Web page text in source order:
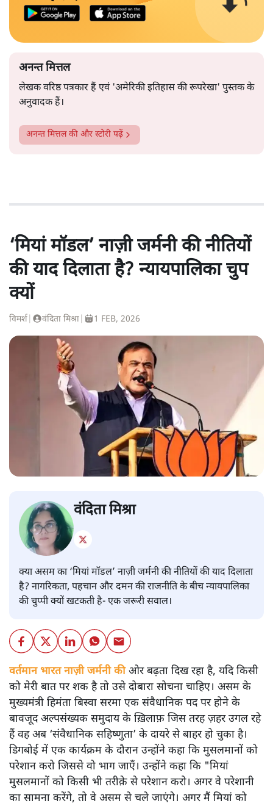
अनन्त मित्तल
लेखक वरिष्ठ पत्रकार हैं एवं 'अमेरिकी इतिहास की रूपरेखा' पुस्तक के
अनुवादक हैं।
अनन्त मित्तलकी और स्टोरी पढ़ें
‘मियां मॉडल’ नाज़ी जर्मनी की नीतियों
की याद दिलाता है? न्यायपालिका चुप
क्यों
विमर्श वंदिता मिश्रा 1 FEB, 2026
वंदिता मिश्रा
क्या असम का ‘मियां मॉडल’ नाज़ी जर्मनी की नीतियों की याद दिलाता
है? नागरिकता, पहचान और दमन की राजनीति के बीच न्यायपालिका
की चुप्पी क्यों खटकती है- एक जरूरी सवाल।
वर्तमान भारत नाज़ी जर्मनी कीओर बढ़ता दिख रहा है, यदि किसी
को मेरी बात पर शक है तो उसे दोबारा सोचना चाहिए। असम के
मुख्यमंत्री हिमंता बिस्वा सरमा एक संवैधानिक पद पर होने के
बावजूद अल्पसंख्यक समुदाय के ख़िलाफ़ जिस तरह ज़हर उगल रहे
हैं वह अब ‘संवैधानिक सहिष्णुता’ के दायरे से बाहर हो चुका है।
डिगबोई में एक कार्यक्रम के दौरान उन्होंने कहा कि मुसलमानों को
परेशान करो जिससे वो भाग जाएँ। उन्होंने कहा कि "मियां
मुसलमानों को किसी भी तरीक़े से परेशान करो। अगर वे परेशानी
का सामना करेंगे, तो वे असम से चले जाएंगे। अगर मैं मियां को